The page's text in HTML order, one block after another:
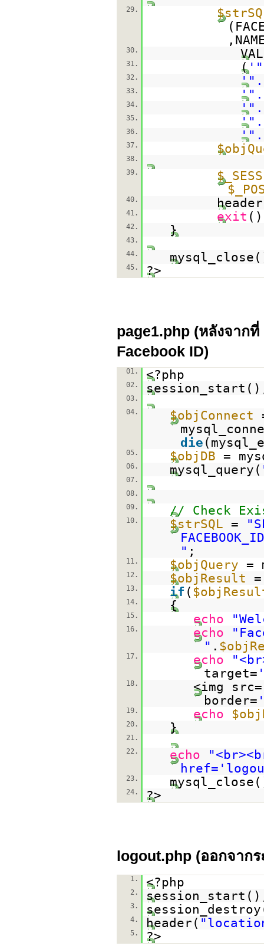
29.
30.
31. (
32.
33.
34.
35.
36.
37.
38.
39.
40.
41. exit
42. }
43.
44.
45. ?>
page1.php (หลังจาก
Facebook ID)
01. <?php
02.
03.
04.
$objConnect
die
05. $objDB =
06. mysql_query(
07.
08.
09.
// Check
10. $strSQL =
" ;
11. $objQuery =
12. $objResult
13. if (
14. {
15. echo
16. echo
" .
17. echo
target=
18. <img src=
border=
19. echo
20. }
21.
22.
echo
23.
24. ?>
logout.php (ออกจากร
1. <?php
2.
3.
4. header(
5. ?>